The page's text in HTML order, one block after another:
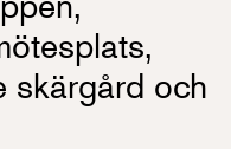
skärgård och